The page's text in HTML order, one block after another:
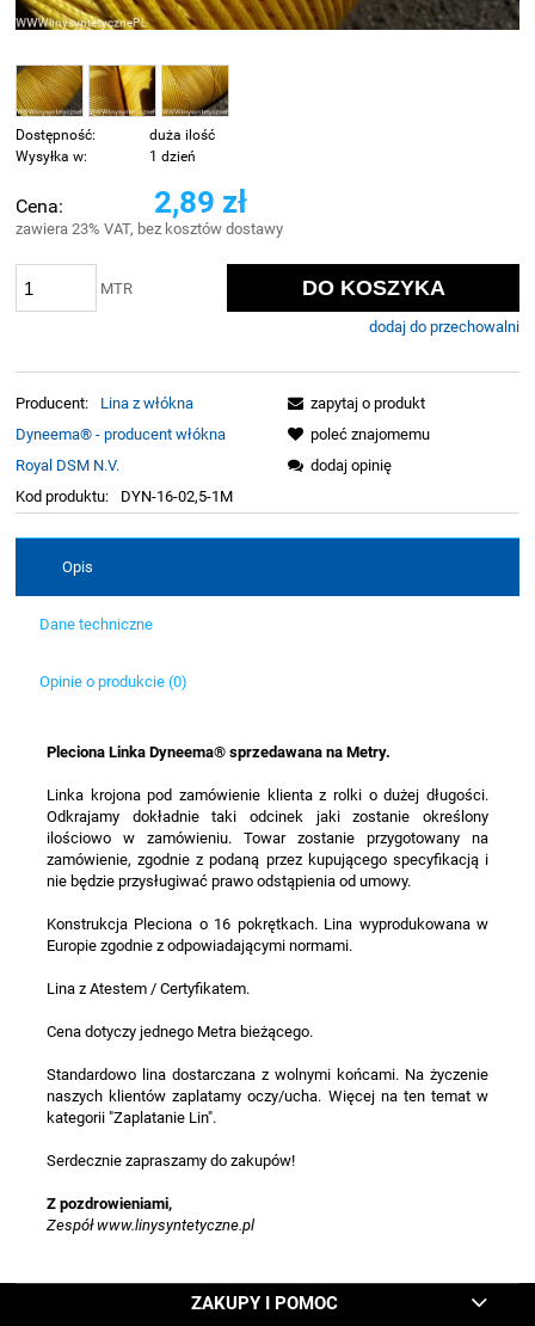
Dostępność:
duża ilość
Wysyłka w:
1 dzień
Cena: 2,89 zł
zawiera 23% VAT, bez kosztów dostawy
MTR DO KOSZYKA
dodaj do przechowalni
Producent:
Lina z włókna
Dyneema® - producent włókna
Royal DSM N.V.
Kod produktu:
DYN-16-02,5-1M
zapytaj o produkt
poleć znajomemu
dodaj opinię
Opis
Dane techniczne
Opinie o produkcie (0)
Pleciona Linka Dyneema® sprzedawana na Metry.
Linka krojona pod zamówienie klienta z rolki o dużej długości.
Odkrajamy dokładnie taki odcinek jaki zostanie określony
ilościowo w zamówieniu. Towar zostanie przygotowany na
zamówienie, zgodnie z podaną przez kupującego specyfikacją i
nie będzie przysługiwać prawo odstąpienia od umowy.
Konstrukcja Pleciona o 16 pokrętkach. Lina wyprodukowana w
Europie zgodnie z odpowiadającymi normami.
Lina z Atestem / Certyfikatem.
Cena dotyczy jednego Metra bieżącego.
Standardowo lina dostarczana z wolnymi końcami. Na życzenie
naszych klientów zaplatamy oczy/ucha. Więcej na ten temat w
kategorii "Zaplatanie Lin".
Serdecznie zapraszamy do zakupów!
Z pozdrowieniami,
Zespół www.linysyntetyczne.pl
ZAKUPY I POMOC